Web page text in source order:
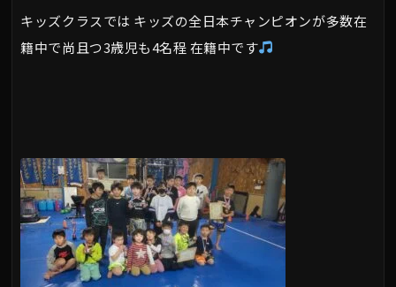
キッズクラスでは キッズの全日本チャンピオンが多数在
籍中で尚且つ3歳児も4名程 在籍中です